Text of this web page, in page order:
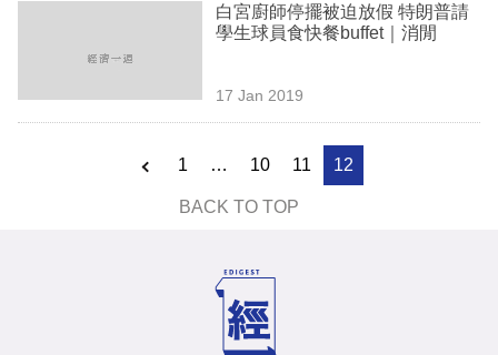
白宮廚師停擺被迫放假 特朗普請
學生球員食快餐buffet｜消閒
17 Jan 2019
1 … 10 11 12
BACK TO TOP